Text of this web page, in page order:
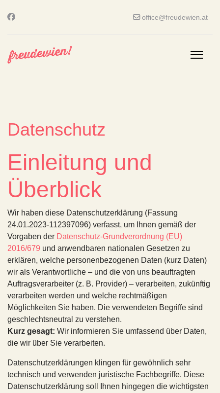
office@freudewien.at
Datenschutz
Einleitung und
Überblick
Wir haben diese Datenschutzerklärung (Fassung
24.01.2023-112397096) verfasst, um Ihnen gemäß der
Vorgaben der Datenschutz-Grundverordnung (EU)
2016/679 und anwendbaren nationalen Gesetzen zu
erklären, welche personenbezogenen Daten (kurz Daten)
wir als Verantwortliche – und die von uns beauftragten
Auftragsverarbeiter (z. B. Provider) – verarbeiten, zukünftig
verarbeiten werden und welche rechtmäßigen
Möglichkeiten Sie haben. Die verwendeten Begriffe sind
geschlechtsneutral zu verstehen.
Kurz gesagt: Wir informieren Sie umfassend über Daten,
die wir über Sie verarbeiten.
Datenschutzerklärungen klingen für gewöhnlich sehr
technisch und verwenden juristische Fachbegriffe. Diese
Datenschutzerklärung soll Ihnen hingegen die wichtigsten